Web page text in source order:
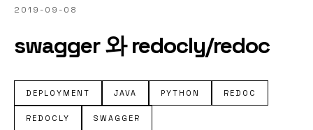
2019-09-08
swagger 와 redocly/redoc
DEPLOYMENT JAVA PYTHON REDOC
REDOCLY SWAGGER